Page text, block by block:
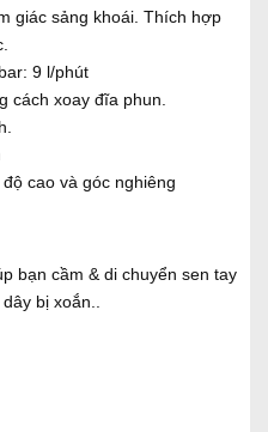
giác sảng khoái. Thích hợp
: 9 l/phút
cách xoay đĩa phun.
cao và góc nghiêng
bạn cầm & di chuyển sen tay
bị xoắn..